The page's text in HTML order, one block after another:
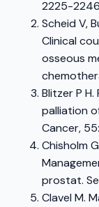
2225-
Scheid V,
Clinical
osseous
Blitzer P
palliation
Cancer,
Chisholm
prostat.
Clavel M.